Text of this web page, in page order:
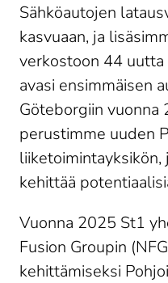
Sähköautojen
kasvuaan, ja
verkostoon 44
avasi ensimmäisen
Göteborgiin vuonna
perustimme uuden
kehittää
Vuonna 2025 St1
Fusion Groupin
kehittämiseksi